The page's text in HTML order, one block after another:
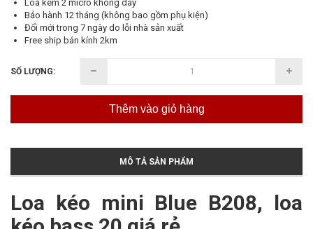
Loa kèm 2 micro không dây
Bảo hành 12 tháng (không bao gồm phụ kiện)
Đổi mới trong 7 ngày do lỗi nhà sản xuất
Free ship bán kính 2km
SỐ LƯỢNG:
Thêm vào giỏ hàng
MÔ TẢ SẢN PHẨM
Loa kéo mini Blue B208, loa